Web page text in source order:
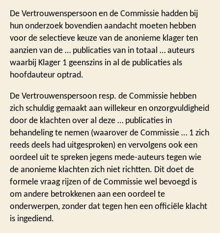
De Vertrouwenspersoon en de Commissie hadden bij
hun onderzoek bovendien aandacht moeten hebben
voor de selectieve keuze van de anonieme klager ten
aanzien van de … publicaties van in totaal … auteurs
waarbij Klager 1 geenszins in al de publicaties als
hoofdauteur optrad.
De Vertrouwenspersoon resp. de Commissie hebben
zich schuldig gemaakt aan willekeur en onzorgvuldigheid
door de klachten over al deze … publicaties in
behandeling te nemen (waarover de Commissie … 1 zich
reeds deels had uitgesproken) en vervolgens ook een
oordeel uit te spreken jegens mede-auteurs tegen wie
de anonieme klachten zich niet richtten. Dit doet de
formele vraag rijzen of de Commissie wel bevoegd is
om andere betrokkenen aan een oordeel te
onderwerpen, zonder dat tegen hen een officiële klacht
is ingediend.